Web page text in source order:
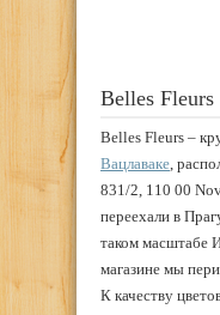
Belles Fleurs
Belles Fleurs –
Вацлаваке,
831/2, 110 00
переехали в
таком масштабе
магазине мы
К качеству